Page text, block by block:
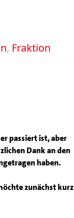
, Fraktion
passiert ist, aber
Dank an den
haben.
zunächst kurz